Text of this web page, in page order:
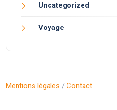
Uncategorized
Voyage
Mentions légales / Contact